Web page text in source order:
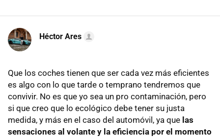
Héctor Ares
Que los coches tienen que ser cada vez más eficientes
es algo con lo que tarde o temprano tendremos que
convivir. No es que yo sea un pro contaminación, pero
si que creo que lo ecológico debe tener su justa
medida, y más en el caso del automóvil, ya que las
sensaciones al volante y la eficiencia por el momento